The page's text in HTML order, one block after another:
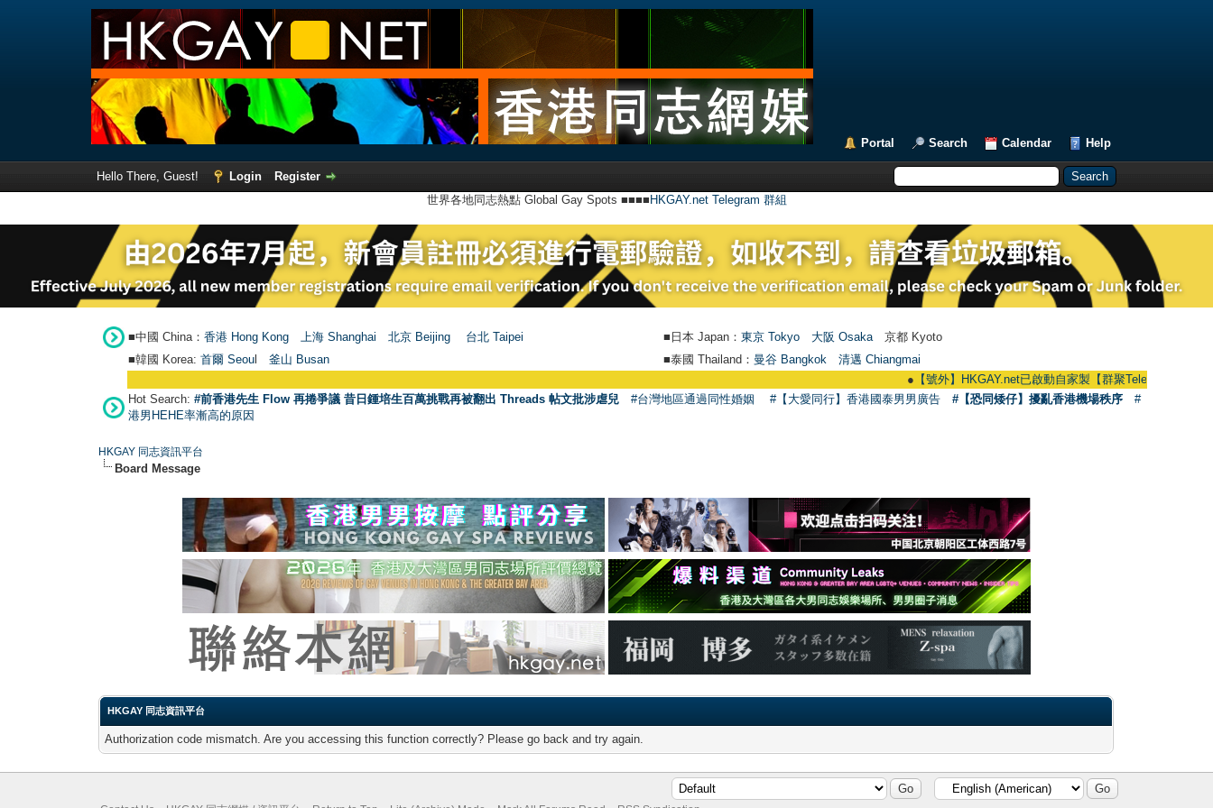
Portal Search Calendar Help
Hello There, Guest! Login
Register
世界各地同志熱點 Global Gay Spots ■■■■ HKGAY.net Telegram 群組
■中國 China： 香港 Hong Kong 上海 Shanghai 北京 Beijing 台北 Taipei ■日本 Japan： 東京 Tokyo 大阪 Osaka 京都 Kyoto
■韓國 Korea: 首爾 Seou 釜山 Busan ■泰國 Thailand： 曼谷 Bangkok
清邁 Chiangmai
【號外】HKGAY.net已啟動自家製【群聚Telegram群組】
Hot Search: #前香港先生 Flow 再捲爭議 昔日鍾培生百萬挑戰再被翻出 Threads 帖文批涉虐兒 #台灣地區通過同性婚姻 #【大愛同行】香港國泰男男廣告 #【恐同矮仔】擾亂香港機場秩序
#
港男HEHE率漸高的原因
HKGAY 同志資訊平台
Board Message
HKGAY 同志資訊平台
Authorization code mismatch. Are you accessing this function correctly? Please go back and try again.